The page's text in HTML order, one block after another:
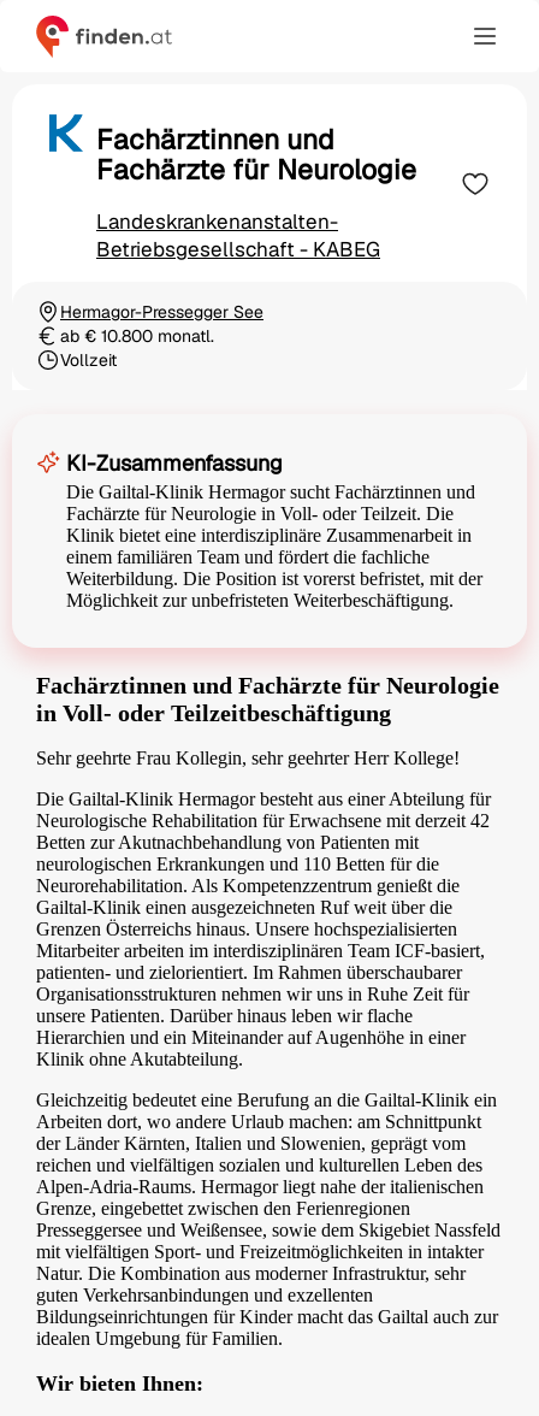
Fachärztinnen und
Fachärzte für Neurologie
Landeskrankenanstalten-
Betriebsgesellschaft - KABEG
Ortschaft
Hermagor-Pressegger See
Gehaltab € 10.800 monatl.
Beschäftigungsart
Vollzeit
KI-Zusammenfassung
Die Gailtal-Klinik Hermagor sucht Fachärztinnen und
Fachärzte für Neurologie in Voll- oder Teilzeit. Die
Klinik bietet eine interdisziplinäre Zusammenarbeit in
einem familiären Team und fördert die fachliche
Weiterbildung. Die Position ist vorerst befristet, mit der
Möglichkeit zur unbefristeten Weiterbeschäftigung.
Fachärztinnen und Fachärzte für Neurologie
in Voll- oder Teilzeitbeschäftigung
Sehr geehrte Frau Kollegin, sehr geehrter Herr Kollege!
Die Gailtal-Klinik Hermagor besteht aus einer Abteilung für
Neurologische Rehabilitation für Erwachsene mit derzeit 42
Betten zur Akutnachbehandlung von Patienten mit
neurologischen Erkrankungen und 110 Betten für die
Neurorehabilitation. Als Kompetenzzentrum genießt die
Gailtal-Klinik einen ausgezeichneten Ruf weit über die
Grenzen Österreichs hinaus. Unsere hochspezialisierten
Mitarbeiter arbeiten im interdisziplinären Team ICF-basiert,
patienten- und zielorientiert. Im Rahmen überschaubarer
Organisationsstrukturen nehmen wir uns in Ruhe Zeit für
unsere Patienten. Darüber hinaus leben wir flache
Hierarchien und ein Miteinander auf Augenhöhe in einer
Klinik ohne Akutabteilung.
Gleichzeitig bedeutet eine Berufung an die Gailtal-Klinik ein
Arbeiten dort, wo andere Urlaub machen: am Schnittpunkt
der Länder Kärnten, Italien und Slowenien, geprägt vom
reichen und vielfältigen sozialen und kulturellen Leben des
Alpen-Adria-Raums. Hermagor liegt nahe der italienischen
Grenze, eingebettet zwischen den Ferienregionen
Presseggersee und Weißensee, sowie dem Skigebiet Nassfeld
mit vielfältigen Sport- und Freizeitmöglichkeiten in intakter
Natur. Die Kombination aus moderner Infrastruktur, sehr
guten Verkehrsanbindungen und exzellenten
Bildungseinrichtungen für Kinder macht das Gailtal auch zur
idealen Umgebung für Familien.
Wir bieten Ihnen: